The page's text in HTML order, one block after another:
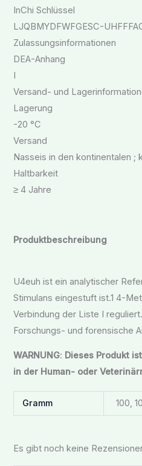
InChi Schlüssel
LJQBMYDFWFGESC-
Zulassungsinformationen
DEA-Anhang
I
Versand- und
Lagerung
-20 °C
Versand
Nasseis in den kontinentalen ;
Haltbarkeit
≥ 4 Jahre
Produktbeschreibung
U4euh ist ein analytischer
Stimulans eingestuft ist.1 4-
Verbindung der Liste I
Forschungs- und forensische
WARNUNG: Dieses Produkt
in der Human- oder
Gramm 100,
Es gibt noch keine